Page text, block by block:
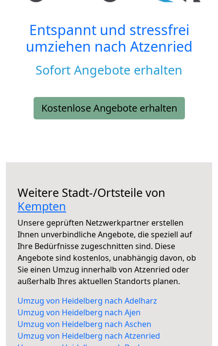
Entspannt und stressfrei
umziehen nach Atzenried
Sofort Angebote erhalten
Kostenlose Angebote erhalten
Weitere Stadt-/Ortsteile von
Kempten
Unsere geprüften Netzwerkpartner erstellen
Ihnen unverbindliche Angebote, die speziell auf
Ihre Bedürfnisse zugeschnitten sind. Diese
Angebote sind kostenlos, unabhängig davon, ob
Sie einen Umzug innerhalb von Atzenried oder
außerhalb Ihres aktuellen Standorts planen.
Umzug von Heidelberg nach Adelharz
Umzug von Heidelberg nach Ajen
Umzug von Heidelberg nach Aschen
Umzug von Heidelberg nach Atzenried